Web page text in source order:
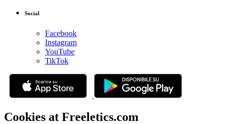
Social
Facebook
Instagram
YouTube
TikTok
Cookies at Freeletics.com